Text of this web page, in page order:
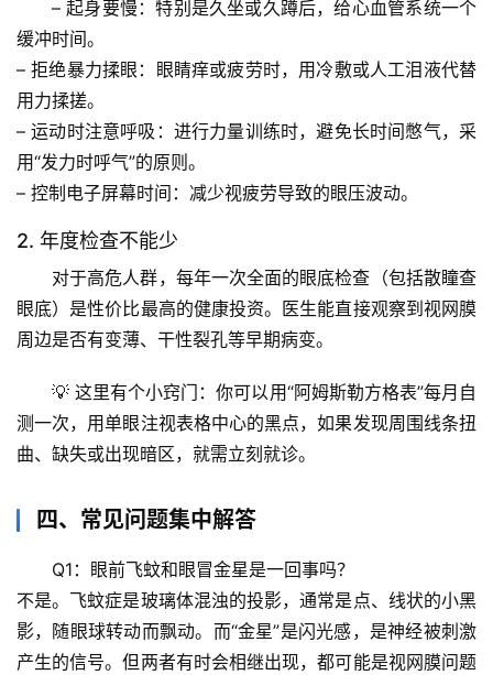
史
档
案
宇
宙
天
文
活
科
科
技
沿
理
驿
站
– 起身要慢 ：特别是久坐或久蹲后，给心血管系统一个
缓冲时间。
– 拒绝暴力揉眼 ：眼睛痒或疲劳时，用冷敷或人工泪液代替
用力揉搓。
– 运动时注意呼吸 ：进行力量训练时，避免长时间憋气，采
用“发力时呼气”的原则。
– 控制电子屏幕时间 ：减少视疲劳导致的眼压波动。
2. 年度检查不能少
对于高危人群， 每年一次全面的眼底检查 （包括散瞳查
眼底）是性价比最高的健康投资。医生能直接观察到视网膜
周边是否有变薄、干性裂孔等早期病变。
💡 这里有个小窍门 ：你可以用“阿姆斯勒方格表”每月自
测一次，用单眼注视表格中心的黑点，如果发现周围线条扭
曲、缺失或出现暗区，就需立刻就诊。
四、常见问题集中解答
Q1：眼前飞蚊和眼冒金星是一回事吗？
不是。飞蚊症是玻璃体混浊的投影，通常是点、线状的小黑
影，随眼球转动而飘动。而“金星”是闪光感，是神经被刺激
产生的信号。但两者有时会相继出现，都可能是视网膜问题